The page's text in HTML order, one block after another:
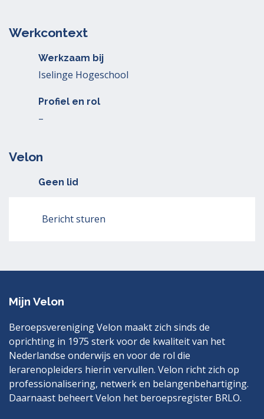
Werkcontext
Werkzaam bij
Iselinge Hogeschool
Profiel en rol
–
Velon
Geen lid
Bericht sturen
Mijn Velon
Beroepsvereniging Velon maakt zich sinds de
oprichting in 1975 sterk voor de kwaliteit van het
Nederlandse onderwijs en voor de rol die
lerarenopleiders hierin vervullen. Velon richt zich op
professionalisering, netwerk en belangenbehartiging.
Daarnaast beheert Velon het beroepsregister BRLO.